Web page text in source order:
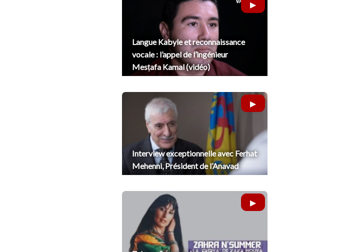
Langue Kabyle et reconnaissance
vocale : l’appel de l’ingénieur
Mesṭafa Kamal (vidéo)
Interview exceptionnelle avec Ferhat
Mehenni, Président de l’Anavad